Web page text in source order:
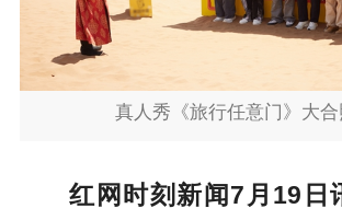
真人秀《旅行任意门》大合
红网时刻新闻7月19日